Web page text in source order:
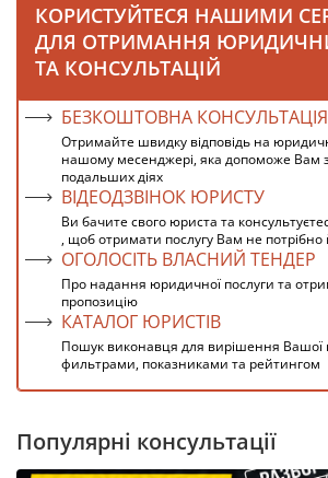
КОРИСТУЙТЕСЯ НАШИМИ
ДЛЯ ОТРИМАННЯ
ТА КОНСУЛЬТАЦІЙ
БЕЗКОШТОВНА КОНСУЛЬТАЦІЯ
Отримайте швидку відповідь на
нашому месенджері, яка допоможе Вам
подальших діях
ВІДЕОДЗВІНОК ЮРИСТУ
Ви бачите свого юриста та
, щоб отримати послугу Вам не
ОГОЛОСІТЬ ВЛАСНИЙ ТЕНДЕР
Про надання юридичної послуги та
пропозицію
КАТАЛОГ ЮРИСТІВ
Пошук виконавця для вирішення Вашої
фильтрами, показниками та рейтингом
Популярні консультації